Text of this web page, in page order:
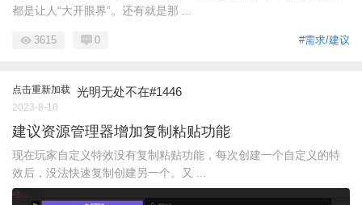
都是让人“大开眼界”。还有就是那 ...
#需求/建议
3615 0
点击重新加载 光明无处不在#1446
2023-8-10
建议资源管理器增加复制粘贴功能
现在玩家自定义特效没有复制粘贴功能，每次创建一个自定义的特
效后，没法快速复制创建另一个。又 ...